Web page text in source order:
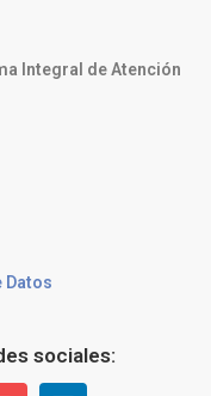
Integral de Atención
Datos
sociales: